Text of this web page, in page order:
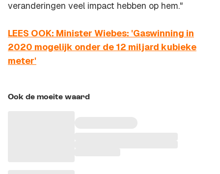
veranderingen veel impact hebben op hem."
LEES OOK: Minister Wiebes: 'Gaswinning in
2020 mogelijk onder de 12 miljard kubieke
meter'
Ook de moeite waard